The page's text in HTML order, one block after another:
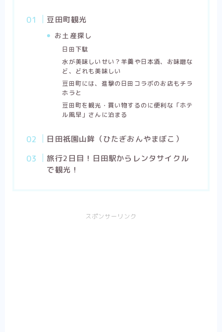
豆田町観光
お土産探し
日田下駄
水が美味しいせい？羊羹や日本酒、お味噌な
ど、どれも美味しい
豆田町には、進撃の日田コラボのお店もチラ
ホラと
豆田町を観光・買い物するのに便利な「ホテ
ル風早」さんに泊まる
日田祇園山鉾（ひたぎおんやまぼこ）
旅行2日目！日田駅からレンタサイクル
で観光！
スポンサーリンク